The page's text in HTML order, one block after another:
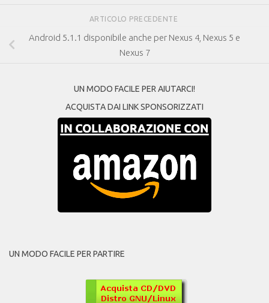
ARTICOLO PRECEDENTE
Android 5.1.1 disponibile anche per Nexus 4, Nexus 5 e
Nexus 7
UN MODO FACILE PER AIUTARCI!
ACQUISTA DAI LINK SPONSORIZZATI
UN MODO FACILE PER PARTIRE